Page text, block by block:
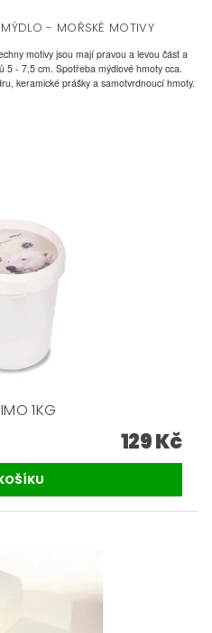
- MOŘSKÉ MOTIVY
motivy jsou mají pravou a levou část a
5 - 7,5 cm. Spotřeba mýdlové hmoty cca.
keramické prášky a samotvrdnoucí hmoty.
1KG
129 Kč